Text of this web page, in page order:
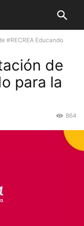
#RECREA Educando
de
para la
864